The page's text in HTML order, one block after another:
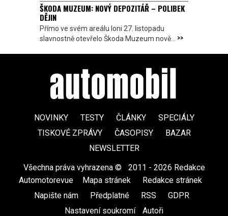
ŠKODA MUZEUM: NOVÝ DEPOZITÁŘ – POLIBEK
DĚJIN
Přímo ve svém areálu loni 27. listopadu
slavnostně otevřelo Škoda Muzeum nově... >>
NOVINKY TESTY ČLÁNKY
SPECIÁLY
TISKOVÉ ZPRÁVY
ČASOPISY
BAZAR
NEWSLETTER
Všechna práva vyhrazena ©
2011 - 2026 Redakce
Automotorevue
Mapa stránek Redakce stránek
Napište nám
Předplatné RSS GDPR
Nastavení soukromí
Autoři